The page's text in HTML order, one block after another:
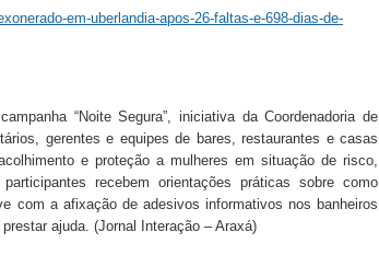
em-uberlandia-apos-26-faltas-e-698-dias-de-
“Noite Segura”, iniciativa da Coordenadoria de
gerentes e equipes de bares, restaurantes e casas
e proteção a mulheres em situação de risco,
recebem orientações práticas sobre como
com a afixação de adesivos informativos nos banheiros
ajuda. (Jornal Interação – Araxá)